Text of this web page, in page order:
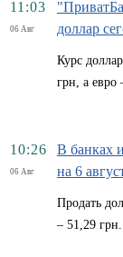
11:03
06 Авг
доллар
Курс
грн, а евро
10:26
06 Авг
В банках
на 6
Продать
– 51,29 грн.